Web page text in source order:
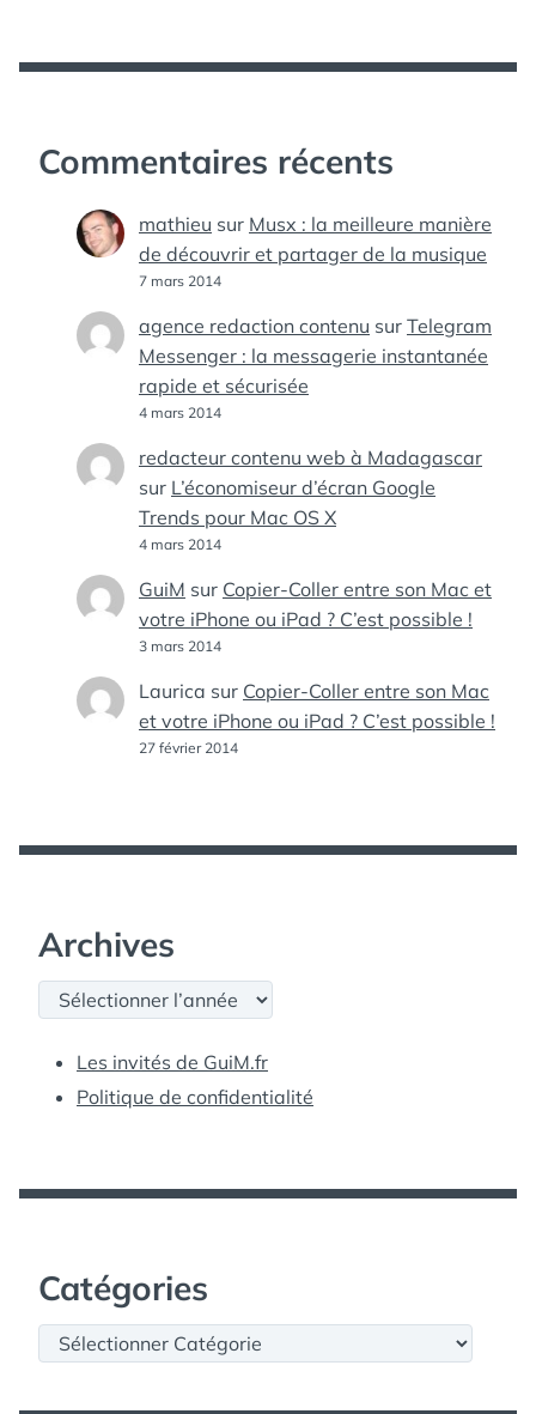
Commentaires récents
mathieu sur Musx : la meilleure manière
de découvrir et partager de la musique
7 mars 2014
agence redaction contenu sur Telegram
Messenger : la messagerie instantanée
rapide et sécurisée
4 mars 2014
redacteur contenu web à Madagascar
sur L’économiseur d’écran Google
Trends pour Mac OS X
4 mars 2014
GuiM sur Copier-Coller entre son Mac et
votre iPhone ou iPad ? C’est possible !
3 mars 2014
Laurica sur Copier-Coller entre son Mac
et votre iPhone ou iPad ? C’est possible !
27 février 2014
Archives
Archives
Les invités de GuiM.fr
Politique de confidentialité
Catégories
Catégories